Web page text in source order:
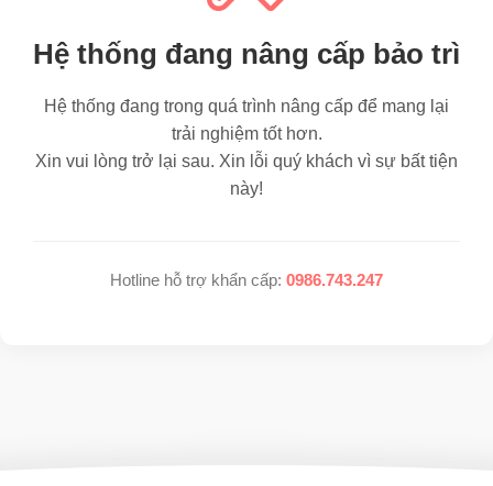
Hệ thống đang nâng cấp bảo trì
Hệ thống đang trong quá trình nâng cấp để mang lại
trải nghiệm tốt hơn.
Xin vui lòng trở lại sau. Xin lỗi quý khách vì sự bất tiện
này!
Hotline hỗ trợ khẩn cấp: 0986.743.247